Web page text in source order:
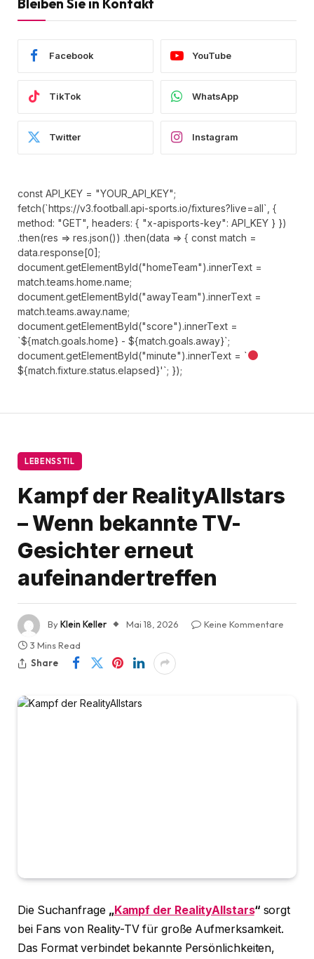
Facebook YouTube
TikTok WhatsApp
Twitter Instagram
const API_KEY = "YOUR_API_KEY";
fetch(`https://v3.football.api-sports.io/fixtures?live=all`, {
method: "GET", headers: { "x-apisports-key": API_KEY } })
.then(res => res.json()) .then(data => { const match =
data.response[0];
document.getElementById("homeTeam").innerText =
match.teams.home.name;
document.getElementById("awayTeam").innerText =
match.teams.away.name;
document.getElementById("score").innerText =
`${match.goals.home} - ${match.goals.away}`;
document.getElementById("minute").innerText = `
${match.fixture.status.elapsed}'`; });
LEBENSSTIL
Kampf der RealityAllstars
– Wenn bekannte TV-
Gesichter erneut
aufeinandertreffen
ByKlein Keller Mai 18, 2026
Keine Kommentare
3 Mins Read
Share
Die Suchanfrage „Kampf der RealityAllstars“ sorgt
bei Fans von Reality-TV für große Aufmerksamkeit.
Das Format verbindet bekannte Persönlichkeiten,